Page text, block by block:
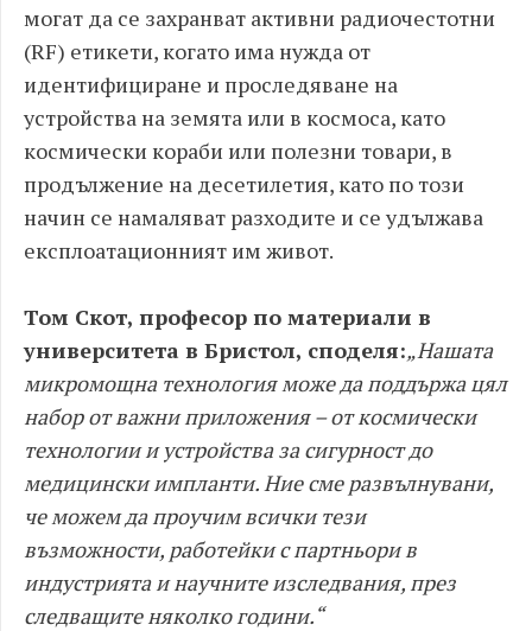
могат да се захранват активни радиочестотни
(RF) етикети, когато има нужда от
идентифициране и проследяване на
устройства на земята или в космоса, като
космически кораби или полезни товари, в
продължение на десетилетия, като по този
начин се намаляват разходите и се удължава
експлоатационният им живот.
Том Скот, професор по материали в
университета в Бристол, споделя:„Нашата
микромощна технология може да поддържа цял
набор от важни приложения – от космически
технологии и устройства за сигурност до
медицински импланти. Ние сме развълнувани,
че можем да проучим всички тези
възможности, работейки с партньори в
индустрията и научните изследвания, през
следващите няколко години.“